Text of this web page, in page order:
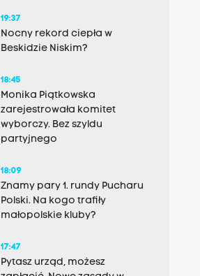
19:37
Nocny rekord ciepła w
Beskidzie Niskim?
18:45
Monika Piątkowska
zarejestrowała komitet
wyborczy. Bez szyldu
partyjnego
18:09
Znamy pary 1. rundy Pucharu
Polski. Na kogo trafiły
małopolskie kluby?
17:47
Pytasz urząd, możesz